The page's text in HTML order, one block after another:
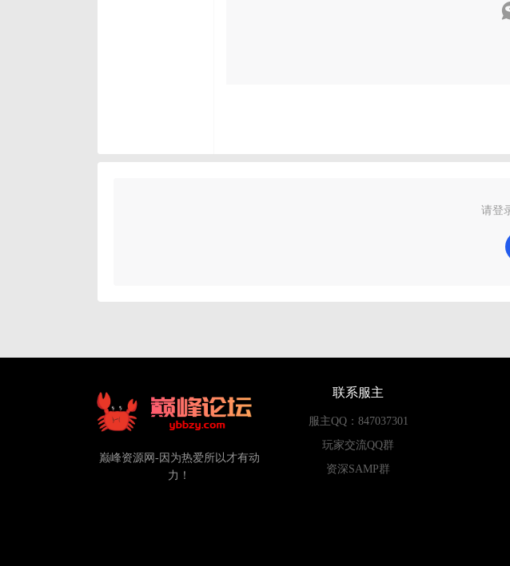
请登
巅峰资源网-因为热爱所以才有动
力！
联系服主
服主QQ：847037301
玩家交流QQ群
资深SAMP群